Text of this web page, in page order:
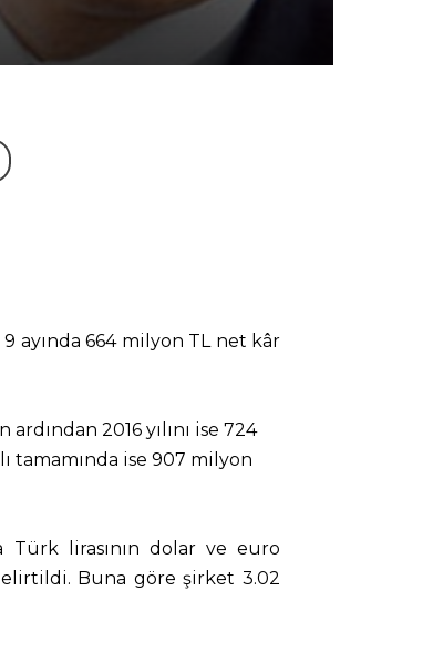
ayında 664 milyon TL net kâr
2016 yılını ise 724
tamamında ise 907 milyon
Türk lirasının dolar ve euro
Buna göre şirket 3.02